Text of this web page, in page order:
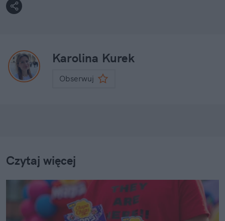
Karolina Kurek
Obserwuj
Czytaj więcej